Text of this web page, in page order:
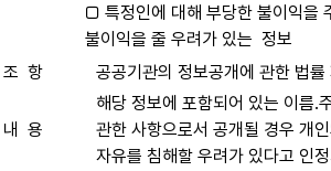
□ 특정인에 대해 부당한 불이익을
불이익을 줄 우려가 있는 정보
조 항 공공기관의 정보공개에 관한 법
내 용
해당 정보에 포함되어 있는 이름․
관한 사항으로서 공개될 경우 개
자유를 침해할 우려가 있다고 인